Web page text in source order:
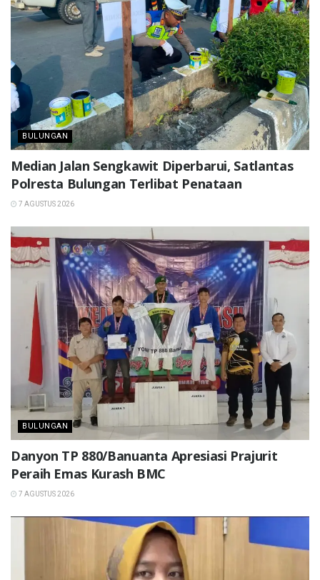
BULUNGAN
Median Jalan Sengkawit Diperbarui, Satlantas
Polresta Bulungan Terlibat Penataan
7 AGUSTUS 2026
BULUNGAN
Danyon TP 880/Banuanta Apresiasi Prajurit
Peraih Emas Kurash BMC
7 AGUSTUS 2026